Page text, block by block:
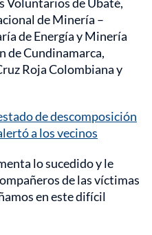
de Minería –
de Energía y Minería
de Cundinamarca,
Roja Colombiana y
de descomposición
a los vecinos
lo sucedido y le
de las víctimas
en este difícil